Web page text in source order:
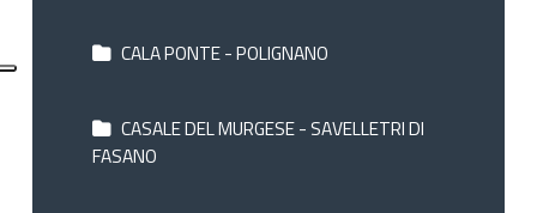
CALA PONTE - POLIGNANO
CASALE DEL MURGESE - SAVELLETRI DI
FASANO